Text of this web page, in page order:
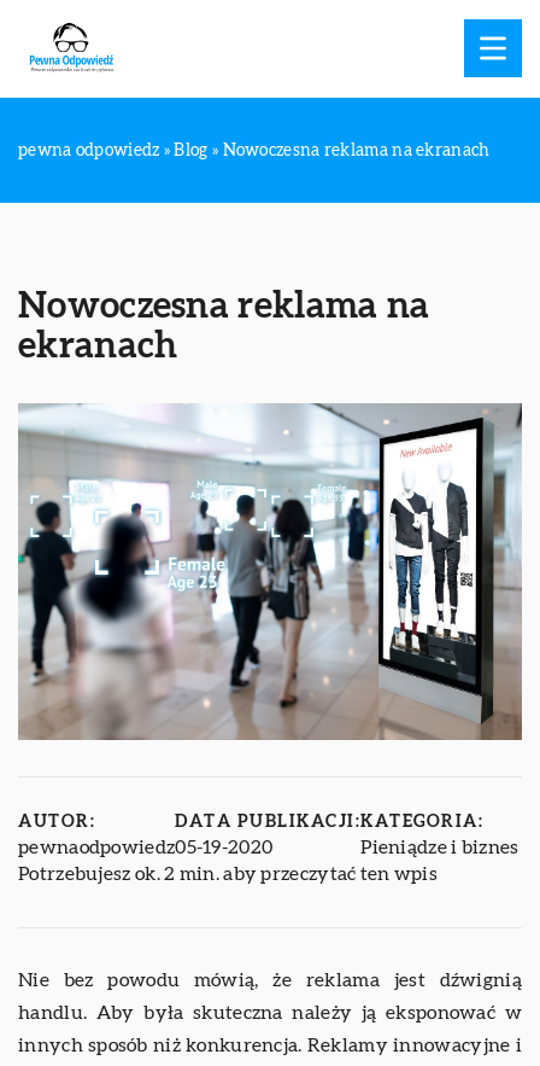
pewna odpowiedz »Blog » Nowoczesna reklama na ekranach
Nowoczesna reklama na
ekranach
AUTOR:
pewnaodpowiedz
DATA PUBLIKACJI:
05-19-2020
KATEGORIA:
Pieniądze i biznes
Potrzebujesz ok. 2 min. aby przeczytać ten wpis
Nie bez powodu mówią, że reklama jest dźwignią
handlu. Aby była skuteczna należy ją eksponować w
innych sposób niż konkurencja. Reklamy innowacyjne i